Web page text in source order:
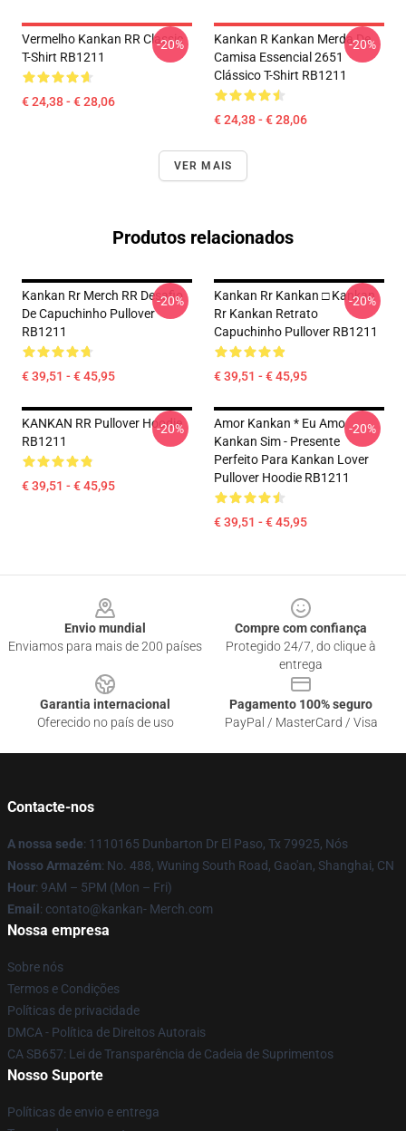
Vermelho Kankan RR Classic
T-Shirt RB1211
€ 24,38 - € 28,06
-20%
Kankan R Kankan Merda De
Camisa Essencial 2651
Clássico T-Shirt RB1211
€ 24,38 - € 28,06
-20%
VER MAIS
Produtos relacionados
Kankan Rr Merch RR Desafio
De Capuchinho Pullover
RB1211
€ 39,51 - € 45,95
-20%
Kankan Rr Kankan □ Kankan
Rr Kankan Retrato
Capuchinho Pullover RB1211
€ 39,51 - € 45,95
-20%
KANKAN RR Pullover Hoodie
RB1211
€ 39,51 - € 45,95
-20%
Amor Kankan * Eu Amo
Kankan Sim - Presente
Perfeito Para Kankan Lover
Pullover Hoodie RB1211
€ 39,51 - € 45,95
-20%
Envio mundial
Enviamos para mais de 200 países
Compre com confiança
Protegido 24/7, do clique à
entrega
Garantia internacional
Oferecido no país de uso
Pagamento 100% seguro
PayPal / MasterCard / Visa
Contacte-nos
A nossa sede: 1110165 Dunbarton Dr El Paso, Tx 79925, Nós
Nosso Armazém: No. 488, Wuning South Road, Gao'an, Shanghai, CN
Hour: 9AM – 5PM (Mon – Fri)
Email : contato@kankan- Merch.com
Nossa empresa
Sobre nós
Termos e Condições
Políticas de privacidade
DMCA - Política de Direitos Autorais
CA SB657: Lei de Transparência de Cadeia de Suprimentos
Nosso Suporte
Políticas de envio e entrega